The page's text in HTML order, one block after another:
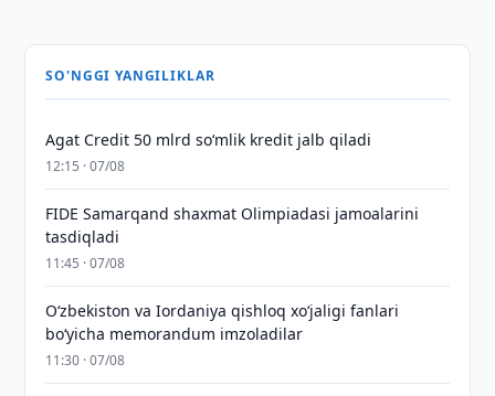
SO'NGGI YANGILIKLAR
Agat Credit 50 mlrd so‘mlik kredit jalb qiladi
12:15 · 07/08
FIDE Samarqand shaxmat Olimpiadasi jamoalarini
tasdiqladi
11:45 · 07/08
Oʻzbekiston va Iordaniya qishloq xoʻjaligi fanlari
boʻyicha memorandum imzoladilar
11:30 · 07/08